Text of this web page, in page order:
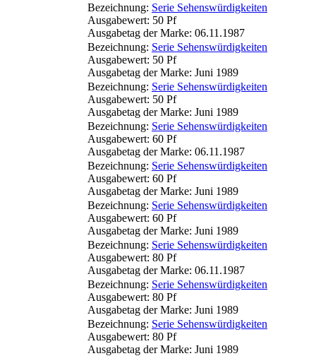
Bezeichnung: Serie Sehenswürdigkeiten
Ausgabewert: 50 Pf
Ausgabetag der Marke: 06.11.1987
Bezeichnung: Serie Sehenswürdigkeiten
Ausgabewert: 50 Pf
Ausgabetag der Marke: Juni 1989
Bezeichnung: Serie Sehenswürdigkeiten
Ausgabewert: 50 Pf
Ausgabetag der Marke: Juni 1989
Bezeichnung: Serie Sehenswürdigkeiten
Ausgabewert: 60 Pf
Ausgabetag der Marke: 06.11.1987
Bezeichnung: Serie Sehenswürdigkeiten
Ausgabewert: 60 Pf
Ausgabetag der Marke: Juni 1989
Bezeichnung: Serie Sehenswürdigkeiten
Ausgabewert: 60 Pf
Ausgabetag der Marke: Juni 1989
Bezeichnung: Serie Sehenswürdigkeiten
Ausgabewert: 80 Pf
Ausgabetag der Marke: 06.11.1987
Bezeichnung: Serie Sehenswürdigkeiten
Ausgabewert: 80 Pf
Ausgabetag der Marke: Juni 1989
Bezeichnung: Serie Sehenswürdigkeiten
Ausgabewert: 80 Pf
Ausgabetag der Marke: Juni 1989